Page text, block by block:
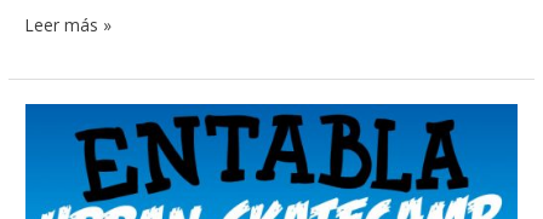
Leer más »
skatecamp